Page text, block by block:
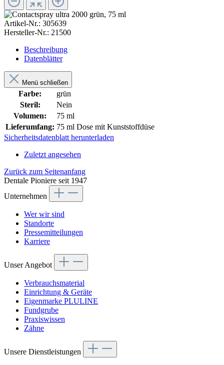
Artikel-Nr.: 305639
Hersteller-Nr.: 21500
Beschreibung
Datenblätter
Menü schließen
Farbe:
grün
Steril:
Nein
Volumen:
75 ml
Lieferumfang: 75 ml Dose mit Kunststoffdüse
Sicherheitsdatenblatt herunterladen
Zuletzt angesehen
Zurück zum Seitenanfang
Dentale Pioniere seit 1947
Unternehmen
Wer wir sind
Standorte
Pressemitteilungen
Karriere
Unser Angebot
Verbrauchsmaterial
Einrichtung & Geräte
Eigenmarke PLULINE
Fundgrube
Praxiswissen
Zähne
Unsere Dienstleistungen